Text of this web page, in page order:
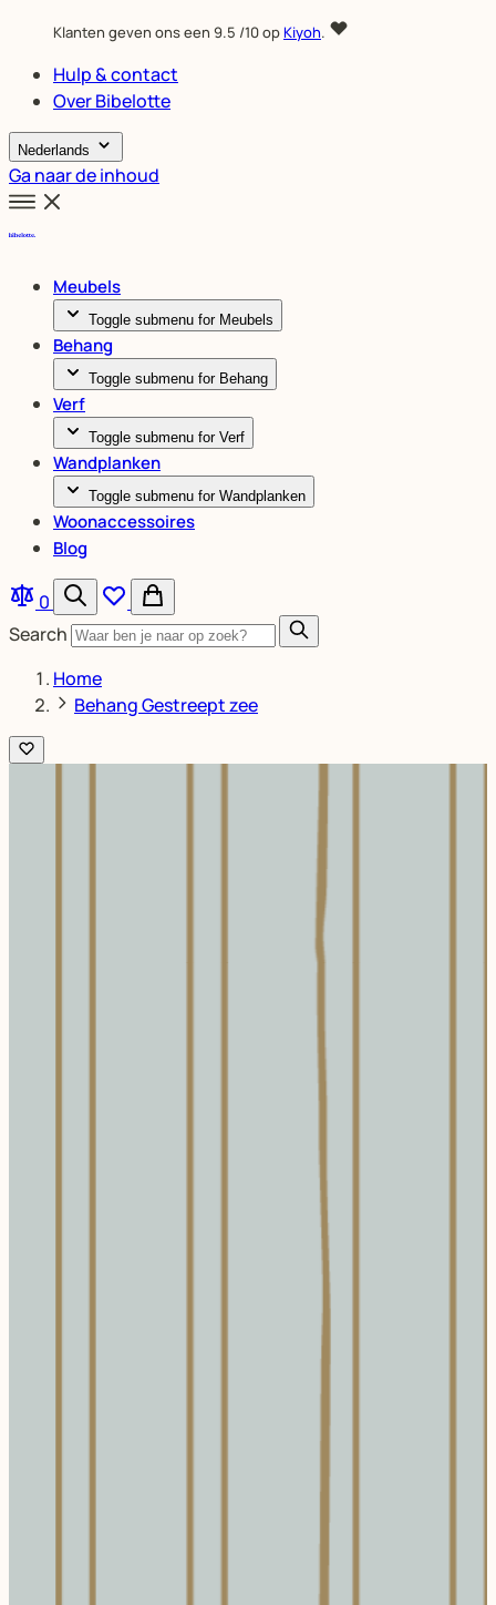
Klanten geven ons een 9.5 /10 opKiyoh.
Hulp & contact
Over Bibelotte
Nederlands
Ga naar de inhoud
Meubels
Toggle submenu for Meubels
Behang
Toggle submenu for Behang
Verf
Toggle submenu for Verf
Wandplanken
Toggle submenu for Wandplanken
Woonaccessoires
Blog
0
Search
Home
Behang Gestreept zee